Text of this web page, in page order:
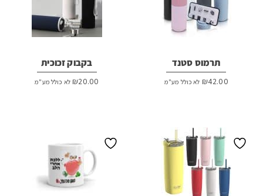
תרמוס סטנד
₪42.00 לא כולל מע"מ
בקבוק זכוכית
₪20.00 לא כולל מע"מ